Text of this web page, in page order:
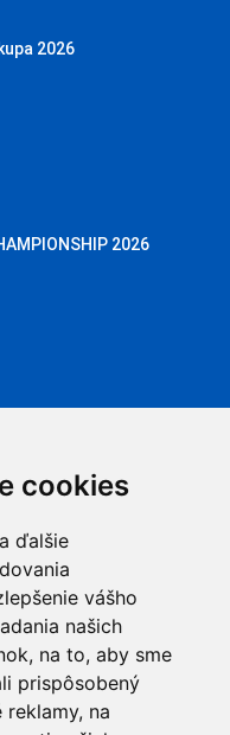
cookies
ďalšie
vášho
našich
na to, aby sme
prispôsobený
reklamy, na
2026
2026
údajov
konta